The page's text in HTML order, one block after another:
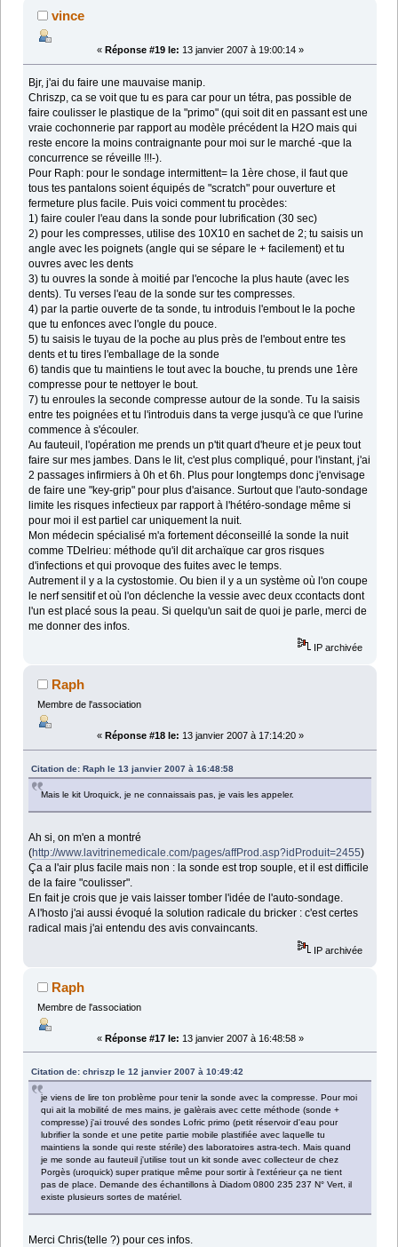
vince
« Réponse #19 le: 13 janvier 2007 à 19:00:14 »
Bjr, j'ai du faire une mauvaise manip.
Chriszp, ca se voit que tu es para car pour un tétra, pas possible de
faire coulisser le plastique de la "primo" (qui soit dit en passant est une
vraie cochonnerie par rapport au modèle précédent la H2O mais qui
reste encore la moins contraignante pour moi sur le marché -que la
concurrence se réveille !!!-).
Pour Raph: pour le sondage intermittent= la 1ère chose, il faut que
tous tes pantalons soient équipés de "scratch" pour ouverture et
fermeture plus facile. Puis voici comment tu procèdes:
1) faire couler l'eau dans la sonde pour lubrification (30 sec)
2) pour les compresses, utilise des 10X10 en sachet de 2; tu saisis un
angle avec les poignets (angle qui se sépare le + facilement) et tu
ouvres avec les dents
3) tu ouvres la sonde à moitié par l'encoche la plus haute (avec les
dents). Tu verses l'eau de la sonde sur tes compresses.
4) par la partie ouverte de ta sonde, tu introduis l'embout le la poche
que tu enfonces avec l'ongle du pouce.
5) tu saisis le tuyau de la poche au plus près de l'embout entre tes
dents et tu tires l'emballage de la sonde
6) tandis que tu maintiens le tout avec la bouche, tu prends une 1ère
compresse pour te nettoyer le bout.
7) tu enroules la seconde compresse autour de la sonde. Tu la saisis
entre tes poignées et tu l'introduis dans ta verge jusqu'à ce que l'urine
commence à s'écouler.
Au fauteuil, l'opération me prends un p'tit quart d'heure et je peux tout
faire sur mes jambes. Dans le lit, c'est plus compliqué, pour l'instant, j'ai
2 passages infirmiers à 0h et 6h. Plus pour longtemps donc j'envisage
de faire une "key-grip" pour plus d'aisance. Surtout que l'auto-sondage
limite les risques infectieux par rapport à l'hétéro-sondage même si
pour moi il est partiel car uniquement la nuit.
Mon médecin spécialisé m'a fortement déconseillé la sonde la nuit
comme TDelrieu: méthode qu'il dit archaïque car gros risques
d'infections et qui provoque des fuites avec le temps.
Autrement il y a la cystostomie. Ou bien il y a un système où l'on coupe
le nerf sensitif et où l'on déclenche la vessie avec deux ccontacts dont
l'un est placé sous la peau. Si quelqu'un sait de quoi je parle, merci de
me donner des infos.
IP archivée
Raph
Membre de l'association
« Réponse #18 le: 13 janvier 2007 à 17:14:20 »
Citation de: Raph le 13 janvier 2007 à 16:48:58
Mais le kit Uroquick, je ne connaissais pas, je vais les appeler.
Ah si, on m'en a montré
(http://www.lavitrinemedicale.com/pages/affProd.asp?idProduit=2455)
Ça a l'air plus facile mais non : la sonde est trop souple, et il est difficile
de la faire "coulisser".
En fait je crois que je vais laisser tomber l'idée de l'auto-sondage.
A l'hosto j'ai aussi évoqué la solution radicale du bricker : c'est certes
radical mais j'ai entendu des avis convaincants.
IP archivée
Raph
Membre de l'association
« Réponse #17 le: 13 janvier 2007 à 16:48:58 »
Citation de: chriszp le 12 janvier 2007 à 10:49:42
je viens de lire ton problème pour tenir la sonde avec la compresse. Pour moi
qui ait la mobilité de mes mains, je galèrais avec cette méthode (sonde +
compresse) j'ai trouvé des sondes Lofric primo (petit réservoir d'eau pour
lubrifier la sonde et une petite partie mobile plastifiée avec laquelle tu
maintiens la sonde qui reste stérile) des laboratoires astra-tech. Mais quand
je me sonde au fauteuil j'utilise tout un kit sonde avec collecteur de chez
Porgès (uroquick) super pratique même pour sortir à l'extérieur ça ne tient
pas de place. Demande des échantillons à Diadom 0800 235 237 N° Vert, il
existe plusieurs sortes de matériel.
Merci Chris(telle ?) pour ces infos.